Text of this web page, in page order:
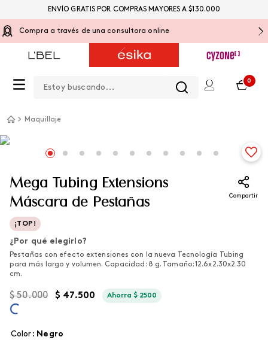
Compra a través de una consultora online
0
ENVÍO GRATIS POR COMPRAS MAYORES A $130.000
Maquillaje
Mega Tubing Extensions
Máscara de Pestañas
Compartir
¡TOP!
¿Por qué elegirlo?
Pestañas con efecto extensiones con la nueva Tecnología Tubing
para más largo y volumen. Capacidad: 8 g. Tamaño: 12.6x2.30x2.30
cm.
$ 50.000 $ 47.500 Ahorra$ 2500
Color : negro